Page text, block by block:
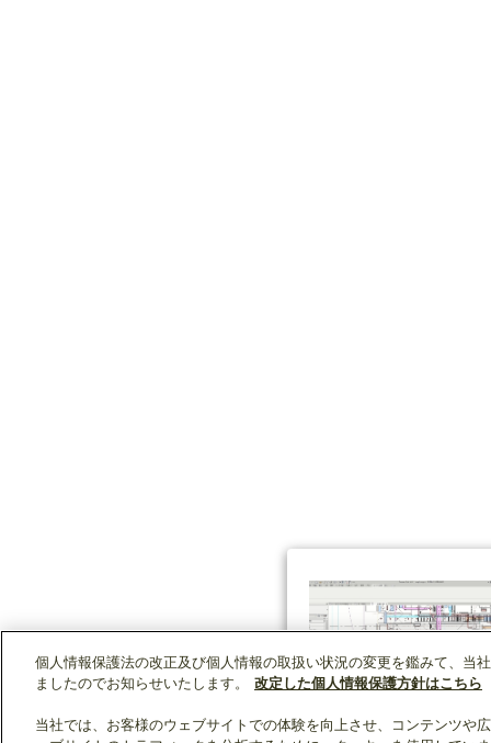
個人情報保護法の改正及び個人情報の取扱い状況の変更を鑑みて、当
ましたのでお知らせいたします。
改定した個人情報保護方針はこちら
当社では、お客様のウェブサイトでの体験を向上させ、コンテンツや